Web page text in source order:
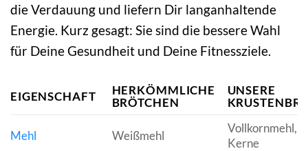
die Verdauung und liefern Dir langanhaltende
Energie. Kurz gesagt: Sie sind die bessere Wahl
für Deine Gesundheit und Deine Fitnessziele.
EIGENSCHAFT
HERKÖMMLICHE
BRÖTCHEN
UNSERE
Mehl Weißmehl
Vollkornmehl,
Kerne